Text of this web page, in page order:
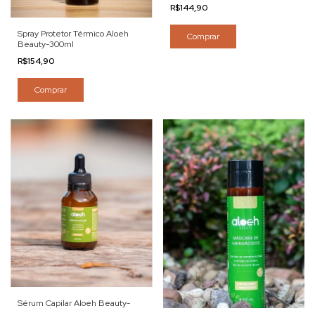
Spray Protetor Térmico Aloeh
Beauty-300ml
R$154,90
Comprar
R$144,90
Comprar
Sérum Capilar Aloeh Beauty-